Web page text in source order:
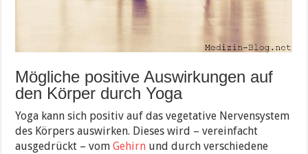
Mögliche positive Auswirkungen auf
den Körper durch Yoga
Yoga kann sich positiv auf das vegetative Nervensystem
des Körpers auswirken. Dieses wird – vereinfacht
ausgedrückt – vomGehirn und durch verschiedene